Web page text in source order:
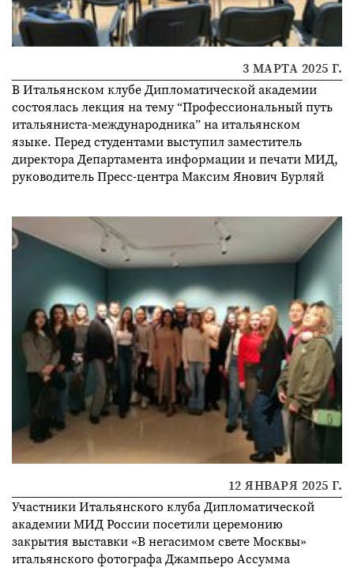
3 МАРТА 2025 Г.
В Итальянском клубе Дипломатической академии
состоялась лекция на тему “Профессиональный путь
итальяниста-международника” на итальянском
языке. Перед студентами выступил заместитель
директора Департамента информации и печати МИД,
руководитель Пресс-центра Максим Янович Бурляй
12 ЯНВАРЯ 2025 Г.
Участники Итальянского клуба Дипломатической
академии МИД России посетили церемонию
закрытия выставки «В негасимом свете Москвы»
итальянского фотографа Джампьеро Ассумма